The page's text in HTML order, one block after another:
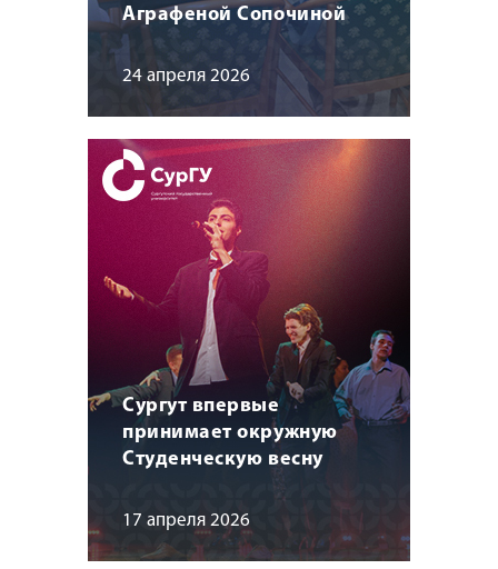
Аграфеной Сопочиной
24 апреля 2026
Сургут впервые
принимает окружную
Студенческую весну
17 апреля 2026